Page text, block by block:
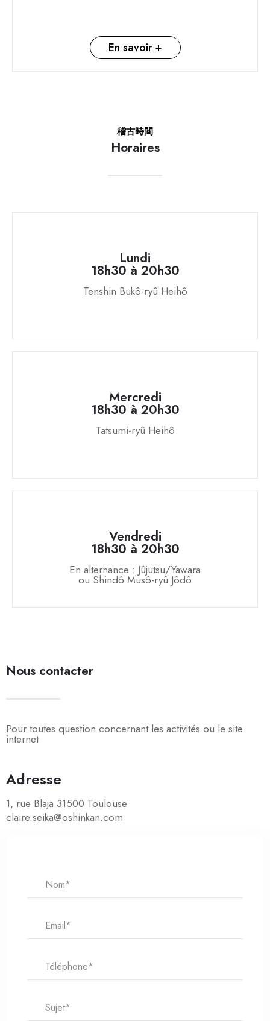
En savoir +
稽古時間
Horaires
Lundi
18h30 à 20h30
Tenshin Bukô-ryû Heihô
Mercredi
18h30 à 20h30
Tatsumi-ryû Heihô
Vendredi
18h30 à 20h30
En alternance : Jûjutsu/Yawara
ou Shindô Musô-ryû Jôdô
Nous contacter
Pour toutes question concernant les activités ou le site
internet
Adresse
1, rue Blaja 31500 Toulouse
claire.seika@oshinkan.com